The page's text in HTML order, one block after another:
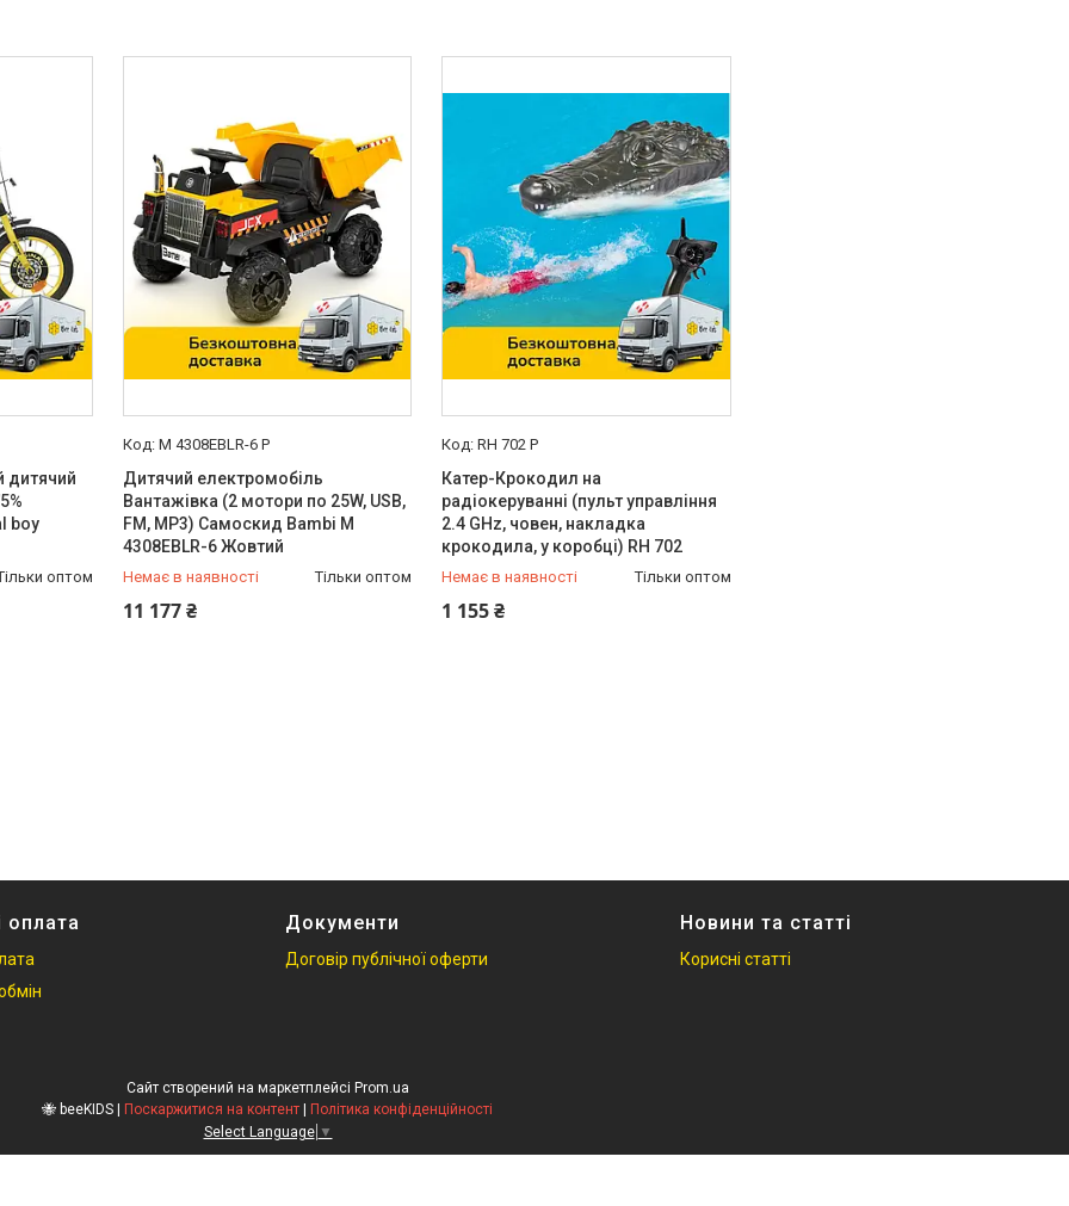
дитячий
boy
оптом
M 4308EBLR-6 P
Дитячий електромобіль
Вантажівка (2 мотори по 25W, USB,
FM, MP3) Самоскид Bambi M
4308EBLR-6 Жовтий
Немає в наявності Тільки оптом
11 177 ₴
0 (800) 33-98-35
RH 702 P
Катер-Крокодил на
радіокеруванні (пульт управління
2.4 GHz, човен, накладка
крокодила, у коробці) RH 702
Немає в наявності Тільки оптом
1 155 ₴
0 (800) 33-98-35
оплата Документи
Договір публічної оферти
Новини та статті
Корисні статті
Сайт створений на маркетплейсі Prom.ua
Поскаржитися на контент
Політика конфіденційності
Select Language ▼